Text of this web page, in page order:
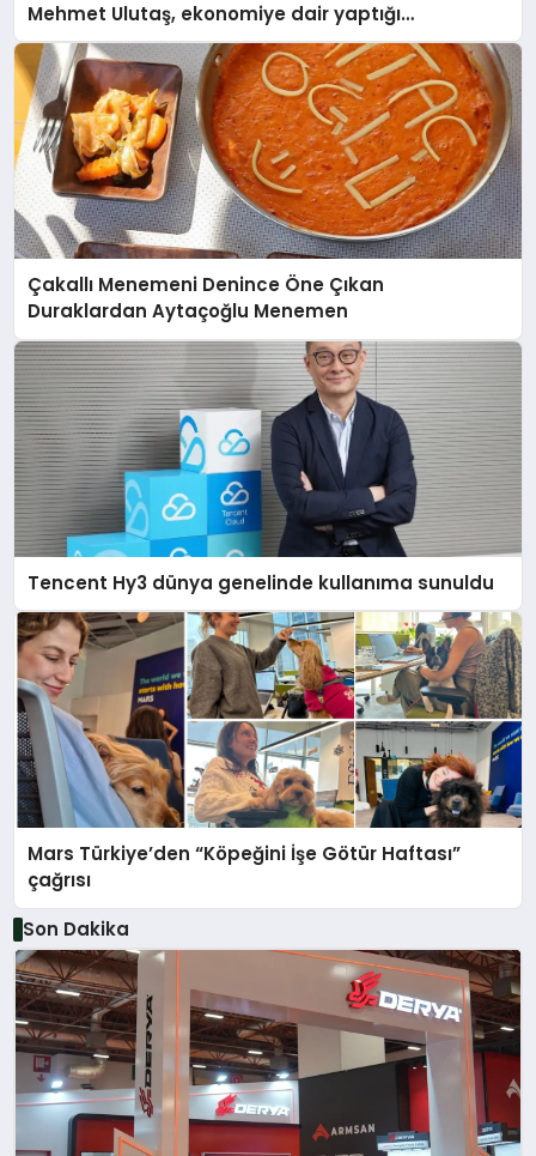
Mehmet Ulutaş, ekonomiye dair yaptığı
açıklamada şunları kaydetti:
Çakallı Menemeni Denince Öne Çıkan
Duraklardan Aytaçoğlu Menemen
Tencent Hy3 dünya genelinde kullanıma sunuldu
Mars Türkiye’den “Köpeğini İşe Götür Haftası”
çağrısı
Son Dakika